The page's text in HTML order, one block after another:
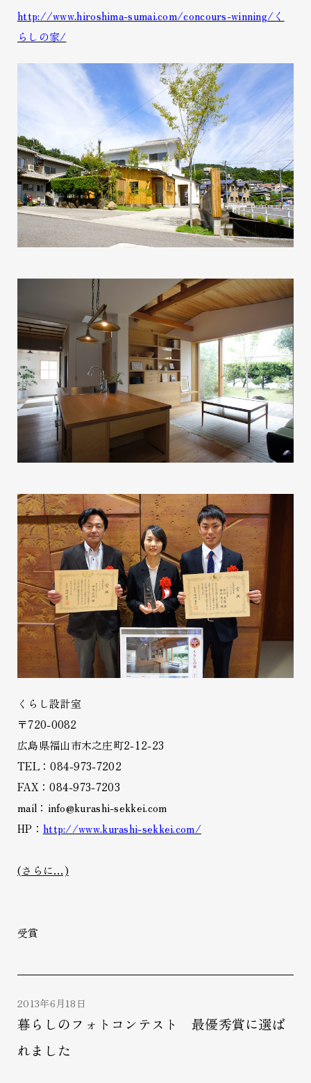
http://www.hiroshima-sumai.com/concours-winning/く
らしの家/
くらし設計室
〒720-0082
広島県福山市木之庄町2-12-23
TEL：084-973-7202
FAX：084-973-7203
mail：info@kurashi-sekkei.com
HP： http://www.kurashi-sekkei.com/
(さらに…)
受賞
2013年6月18日
暮らしのフォトコンテスト 最優秀賞に選ば
れました